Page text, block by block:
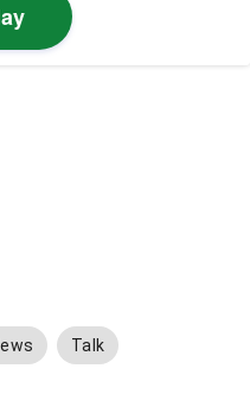
Talk